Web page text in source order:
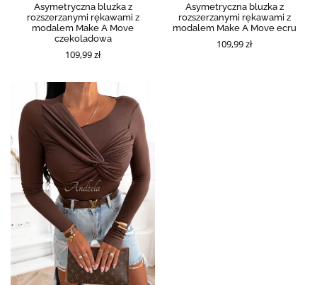
Asymetryczna bluzka z
rozszerzanymi rękawami z
modalem Make A Move
czekoladowa
109,99 zł
Asymetryczna bluzka z
rozszerzanymi rękawami z
modalem Make A Move ecru
109,99 zł